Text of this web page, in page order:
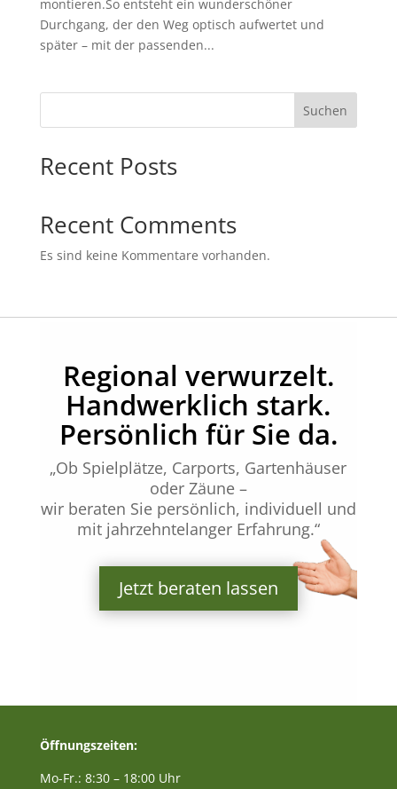
montieren.So entsteht ein wunderschöner
Durchgang, der den Weg optisch aufwertet und
später – mit der passenden...
Suchen
Recent Posts
Recent Comments
Es sind keine Kommentare vorhanden.
Regional verwurzelt.
Handwerklich stark.
Persönlich für Sie da.
„Ob Spielplätze, Carports, Gartenhäuser
oder Zäune –
wir beraten Sie persönlich, individuell und
mit jahrzehntelanger Erfahrung.“
Jetzt beraten lassen
Öffnungszeiten:
Mo-Fr.: 8:30 – 18:00 Uhr